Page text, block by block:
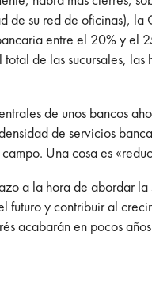
de su red de oficinas),
entre el 20% y el
de las sucursales,
de unos bancos
de servicios
Una cosa es
a la hora de abordar
futuro y contribuir al
acabarán en pocos